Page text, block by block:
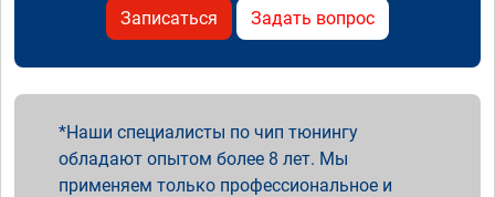
Записаться Задать вопрос
Наши специалисты по чип тюнингу
обладают опытом более 8 лет. Мы
применяем только профессиональное и